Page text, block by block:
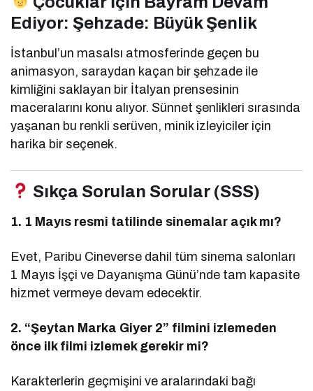
Ediyor: Şehzade: Büyük Şenlik
İstanbul’un masalsı atmosferinde geçen bu
animasyon, saraydan kaçan bir şehzade ile
kimliğini saklayan bir İtalyan prensesinin
maceralarını konu alıyor. Sünnet şenlikleri sırasında
yaşanan bu renkli serüven, minik izleyiciler için
harika bir seçenek.
Sıkça Sorulan Sorular (SSS)
1. 1 Mayıs resmi tatilinde sinemalar açık mı?
Evet, Paribu Cineverse dahil tüm sinema salonları
1 Mayıs İşçi ve Dayanışma Günü’nde tam kapasite
hizmet vermeye devam edecektir.
2. “Şeytan Marka Giyer 2” filmini izlemeden
önce ilk filmi izlemek gerekir mi?
Karakterlerin geçmişini ve aralarındaki bağı